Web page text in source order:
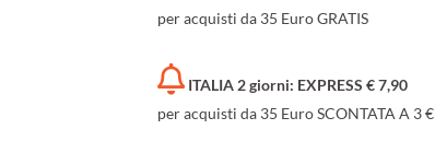
per acquisti da 35 Euro GRATIS
ITALIA 2 giorni: EXPRESS € 7,90
per acquisti da 35 Euro SCONTATA A 3 €